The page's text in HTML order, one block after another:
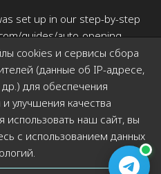
cookies и сервисы сбора
(данные об IP-адресе,
для обеспечения
улучшения качества
наш сайт, вы
с использованием данных
set up in our step-by-step
guides/auto-opening-